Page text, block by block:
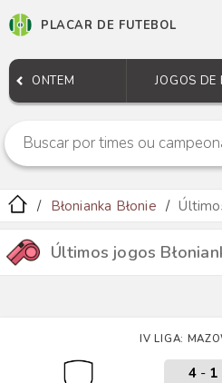
PLACAR DE FUTEBOL
ONTEM JOGOS DE
Błonianka Błonie
Últimos jogos
IV LIGA:
4- 1